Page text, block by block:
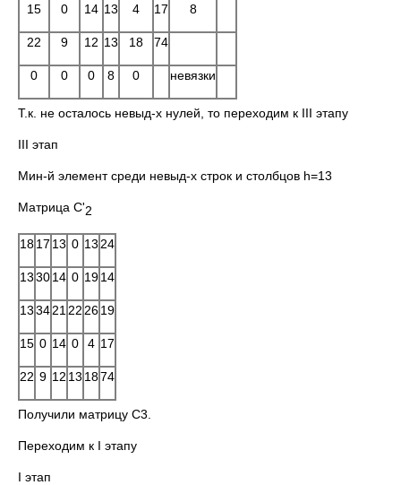
15 0 14 13 4 17 8
22 9 12 13 18 74
0 0 0 8 0 невязки
Т.к. не осталось невыд-х нулей, то переходим к III этапу
III этап
Мин-й элемент среди невыд-х строк и столбцов h=13
Матрица C'2
1817 13 0 13 24
133014 0 1914
133421 22 2619
15 0 14 0 4 17
22 9 12 13 1874
Получили матрицу C3.
Переходим к I этапу
I этап